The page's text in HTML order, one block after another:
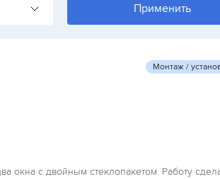
Монтаж /
окна с двойным стеклопакетом. Работу